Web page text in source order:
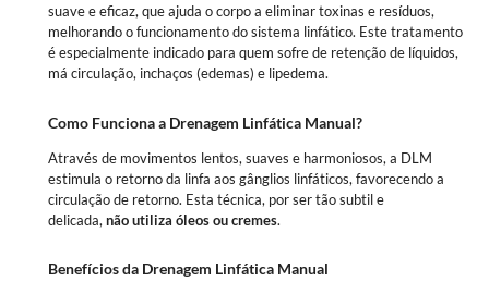
suave e eficaz, que ajuda o corpo a eliminar toxinas e resíduos,
melhorando o funcionamento do sistema linfático. Este tratamento
é especialmente indicado para quem sofre de retenção de líquidos,
má circulação, inchaços (edemas) e lipedema.
Como Funciona a Drenagem Linfática Manual?
Através de movimentos lentos, suaves e harmoniosos, a DLM
estimula o retorno da linfa aos gânglios linfáticos, favorecendo a
circulação de retorno. Esta técnica, por ser tão subtil e
delicada, não utiliza óleos ou cremes.
Benefícios da Drenagem Linfática Manual